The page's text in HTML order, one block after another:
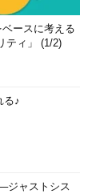
ベースに考える
ティ」 (1/2)
る♪
ジャストシス